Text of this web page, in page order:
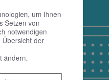
um Ihnen
Setzen von
notwendigen
der
ändern.